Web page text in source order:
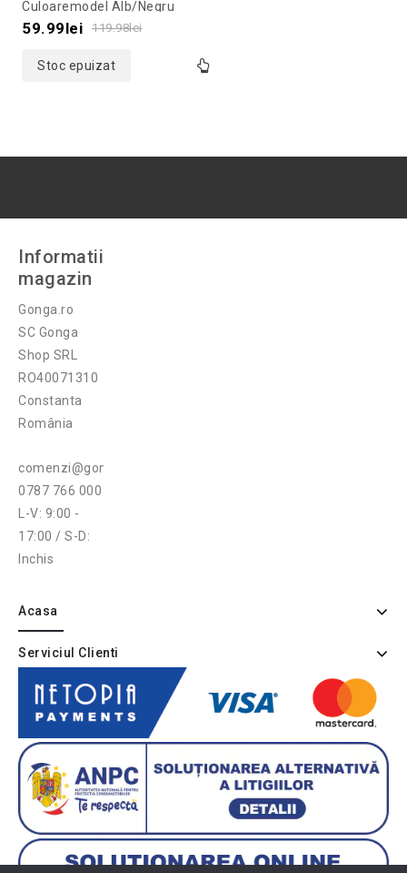
of
Culoaremodel Alb/Negru
119.98lei
59.99lei
Stoc epuizat
Informatii
magazin
Gonga.ro
SC Gonga
Shop SRL
RO40071310
Constanta
România
comenzi@gonga.ro
0787 766 000
L-V: 9:00 -
17:00 / S-D:
Inchis
Acasa
Serviciul Clienti